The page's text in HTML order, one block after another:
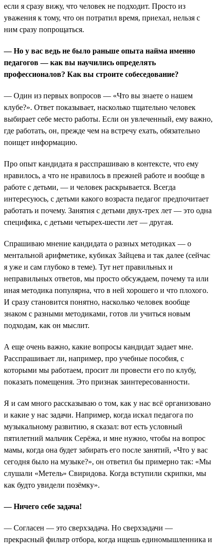
если я сразу вижу, что человек не подходит. Просто из
уважения к тому, что он потратил время, приехал, нельзя с
ним сразу попрощаться.
— Но у вас ведь не было раньше опыта найма именно
педагогов — как вы научились определять
профессионалов? Как вы строите собеседование?
— Один из первых вопросов — «Что вы знаете о нашем
клубе?». Ответ показывает, насколько тщательно человек
выбирает себе место работы. Если он увлеченный, ему важно,
где работать, он, прежде чем на встречу ехать, обязательно
поищет информацию.
Про опыт кандидата я расспрашиваю в контексте, что ему
нравилось, а что не нравилось в прежней работе и вообще в
работе с детьми, — и человек раскрывается. Всегда
интересуюсь, с детьми какого возраста педагог предпочитает
работать и почему. Занятия с детьми двух-трех лет — это одна
специфика, с детьми четырех-шести лет — другая.
Спрашиваю мнение кандидата о разных методиках — о
ментальной арифметике, кубиках Зайцева и так далее (сейчас
я уже и сам глубоко в теме). Тут нет правильных и
неправильных ответов, мы просто обсуждаем, почему та или
иная методика популярна, что в ней хорошего и что плохого.
И сразу становится понятно, насколько человек вообще
знаком с разными методиками, готов ли учиться новым
подходам, как он мыслит.
А еще очень важно, какие вопросы кандидат задает мне.
Расспрашивает ли, например, про учебные пособия, с
которыми мы работаем, просит ли провести его по клубу,
показать помещения. Это признак заинтересованности.
Я и сам много рассказываю о том, как у нас всё организовано
и какие у нас задачи. Например, когда искал педагога по
музыкальному развитию, я сказал: вот есть условный
пятилетний мальчик Серёжа, и мне нужно, чтобы на вопрос
мамы, когда она будет забирать его после занятий, «Что у вас
сегодня было на музыке?», он ответил бы примерно так: «Мы
слушали «Метель» Свиридова. Когда вступили скрипки, мы
как будто увидели позёмку».
— Ничего себе задача!
— Согласен — это сверхзадача. Но сверхзадачи —
прекрасный фильтр отбора, когда ищешь единомышленника и